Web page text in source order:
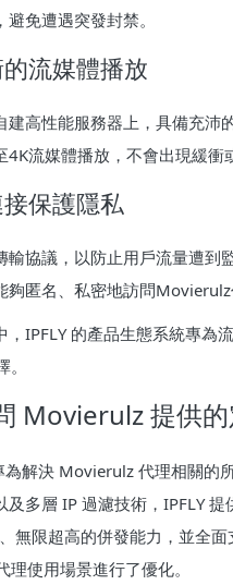
免遭遇突發封禁。
流媒體播放
建高性能服務器上，具備充沛
4K流媒體播放，不會出現緩
保護隱私
輸協議，以防止用戶流量遭
匿名、私密地訪問Movierulz
IPFLY 的產品生態系統專為
Movierulz 提供
為解決 Movierulz 代理相關的
多層 IP 過濾技術，IPFLY
無限超高的併發能力，並全
使用場景進行了優化。